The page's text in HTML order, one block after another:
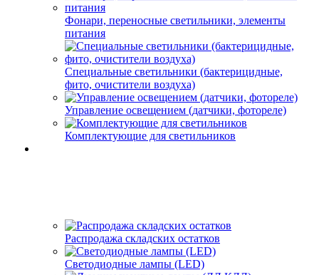
Фонари, переносные светильники, элементы
питания
Специальные светильники (бактерицидные,
фито, очистители воздуха)
Управление освещением (датчики, фотореле)
Комплектующие для светильников
Распродажа складских остатков
Светодиодные лампы (LED)